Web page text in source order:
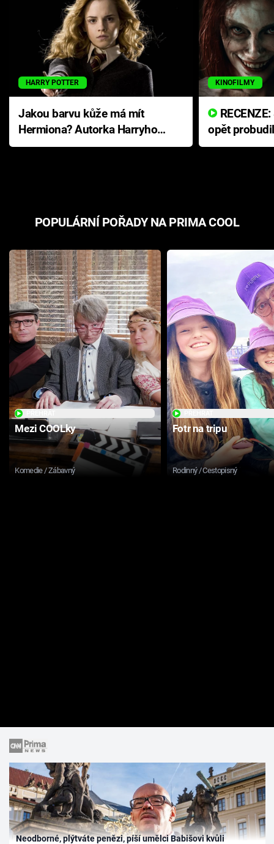
HARRY POTTER
Jakou barvu kůže má mít
Hermiona? Autorka Harryho
Pottera přišla s ráznou
KINOFILMY
opět
přichází s
POPULÁRNÍ POŘADY NA PRIMA COOL
Mezi COOLky
Komedie / Zábavný
Fotr na tripu
Rodinný / Cestopisný
Neodborné, plýtváte penězi, píší umělci Babišovi kvůli